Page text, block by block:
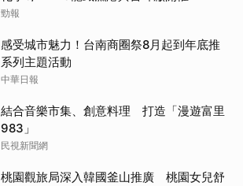
勁報
感受城市魅力！台南商圈祭8月起到年底推
系列主題活動
中華日報
結合音樂市集、創意料理 打造「漫遊富里
983」
民視新聞網
桃園觀旅局深入韓國釜山推廣 桃園女兒舒